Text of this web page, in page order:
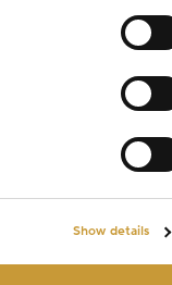
Show details